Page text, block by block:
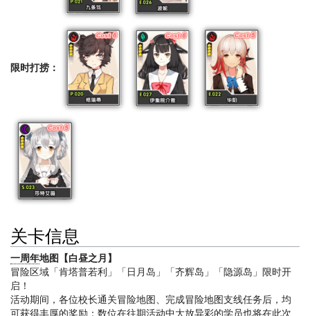
限时打捞：
关卡信息
一周年地图【白昼之月】
冒险区域「肯塔普若利」「日月岛」「齐辉岛」「隐源岛」限时开
启！
活动期间，各位校长通关冒险地图、完成冒险地图支线任务后，均
可获得丰厚的奖励；数位在往期活动中大放异彩的学员也将在此次